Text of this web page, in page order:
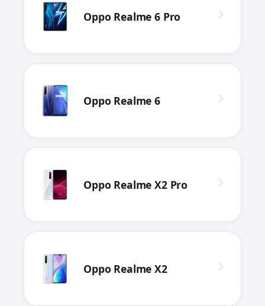
Oppo Realme 6 Pro
Oppo Realme 6
Oppo Realme X2 Pro
Oppo Realme X2